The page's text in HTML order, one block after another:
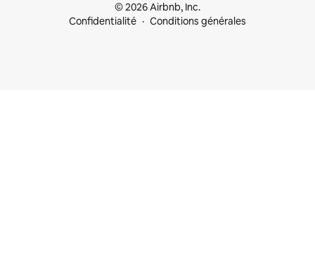
© 2026 Airbnb, Inc.
Confidentialité
Conditions générales